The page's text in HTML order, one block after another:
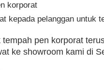
korporat
kepada pelanggan untuk
pen korporat
ke showroom kami di